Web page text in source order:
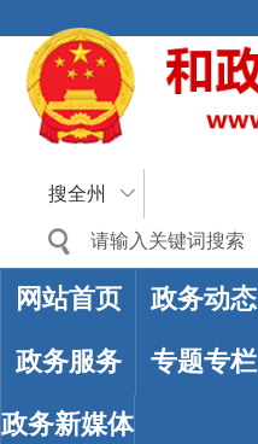
搜全州
网站首页 政务动态
政务服务 专题专栏
政务新媒体